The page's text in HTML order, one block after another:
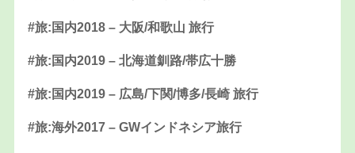
#旅:国内2018 – 大阪/和歌山 旅行
#旅:国内2019 – 北海道釧路/帯広十勝
#旅:国内2019 – 広島/下関/博多/長崎 旅行
#旅:海外2017 – GWインドネシア旅行